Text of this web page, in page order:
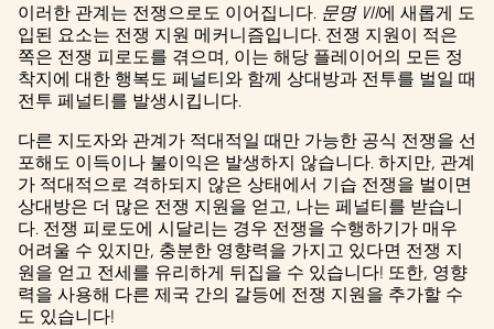
이러한 관계는 전쟁으로도 이어집니다. 문명 VII에 새롭게 도
입된 요소는 전쟁 지원 메커니즘입니다. 전쟁 지원이 적은
쪽은 전쟁 피로도를 겪으며, 이는 해당 플레이어의 모든 정
착지에 대한 행복도 페널티와 함께 상대방과 전투를 벌일 때
전투 페널티를 발생시킵니다.
다른 지도자와 관계가 적대적일 때만 가능한 공식 전쟁을 선
포해도 이득이나 불이익은 발생하지 않습니다. 하지만, 관계
가 적대적으로 격하되지 않은 상태에서 기습 전쟁을 벌이면
상대방은 더 많은 전쟁 지원을 얻고, 나는 페널티를 받습니
다. 전쟁 피로도에 시달리는 경우 전쟁을 수행하기가 매우
어려울 수 있지만, 충분한 영향력을 가지고 있다면 전쟁 지
원을 얻고 전세를 유리하게 뒤집을 수 있습니다! 또한, 영향
력을 사용해 다른 제국 간의 갈등에 전쟁 지원을 추가할 수
도 있습니다!